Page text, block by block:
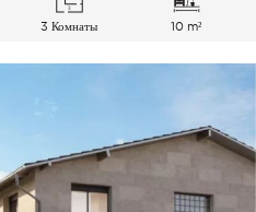
3 Комнаты 10 m²